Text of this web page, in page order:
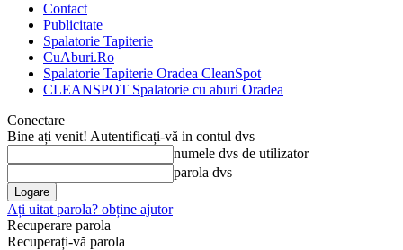
Contact
Publicitate
Spalatorie Tapiterie
CuAburi.Ro
Spalatorie Tapiterie Oradea CleanSpot
CLEANSPOT Spalatorie cu aburi Oradea
Conectare
Bine ați venit! Autentificați-vă in contul dvs
numele dvs de utilizator
parola dvs
Ați uitat parola? obține ajutor
Recuperare parola
Recuperați-vă parola